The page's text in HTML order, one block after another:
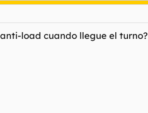
load cuando llegue el turno?